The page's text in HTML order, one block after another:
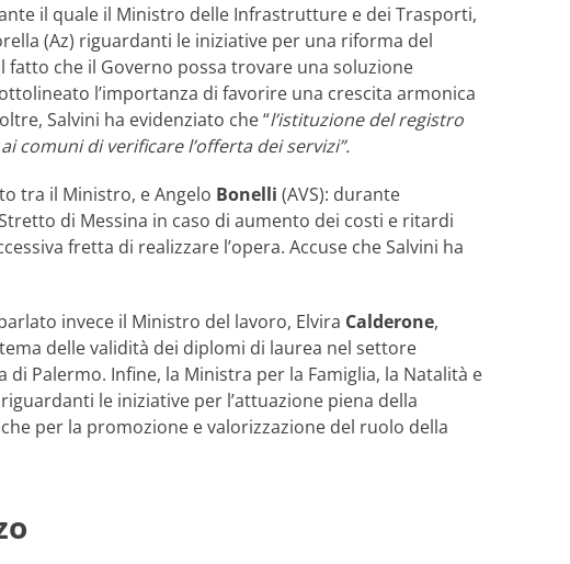
il quale il Ministro delle Infrastrutture e dei Trasporti,
(Az) riguardanti le iniziative per una riforma del
che il Governo possa trovare una soluzione
l’importanza di favorire una crescita armonica
Salvini ha evidenziato che “l’istituzione del registro
comuni di verificare l’offerta dei servizi”.
tra il Ministro, e Angelo Bonelli (AVS): durante
di Messina in caso di aumento dei costi e ritardi
fretta di realizzare l’opera. Accuse che Salvini ha
invece il Ministro del lavoro, Elvira Calderone,
delle validità dei diplomi di laurea nel settore
Palermo. Infine, la Ministra per la Famiglia, la Natalità e
le iniziative per l’attuazione piena della
per la promozione e valorizzazione del ruolo della